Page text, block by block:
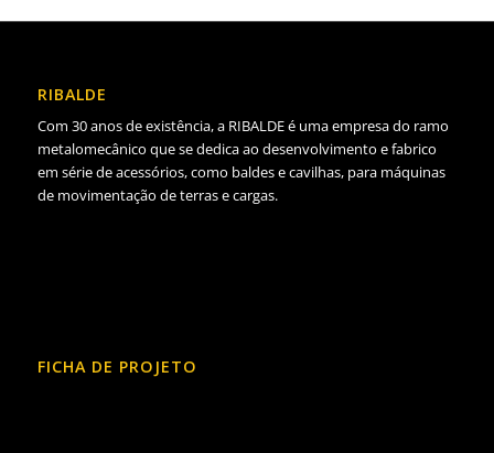
RIBALDE
Com 30 anos de existência, a RIBALDE é uma empresa do ramo
metalomecânico que se dedica ao desenvolvimento e fabrico
em série de acessórios, como baldes e cavilhas, para máquinas
de movimentação de terras e cargas.
FICHA DE PROJETO